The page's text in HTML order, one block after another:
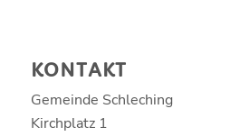
KONTAKT
Gemeinde Schleching
Kirchplatz 1